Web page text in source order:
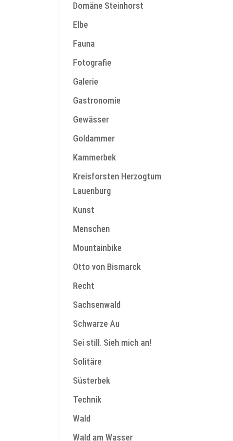
Domäne Steinhorst
Elbe
Fauna
Fotografie
Galerie
Gastronomie
Gewässer
Goldammer
Kammerbek
Kreisforsten Herzogtum
Lauenburg
Kunst
Menschen
Mountainbike
Otto von Bismarck
Recht
Sachsenwald
Schwarze Au
Sei still. Sieh mich an!
Solitäre
Süsterbek
Technik
Wald
Wald am Wasser